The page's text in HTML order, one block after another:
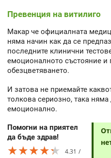
Превенция на витилиго
Макар че официалната
няма начин как да се
последните клинични
емоционалното състояние и
обезцветяването.
И затова не приемайте
толкова сериозно, така няма
емоционално.
Помогни на приятел
да бъде здрав!
★★★★★
★★★★★
★★★★★
4.31